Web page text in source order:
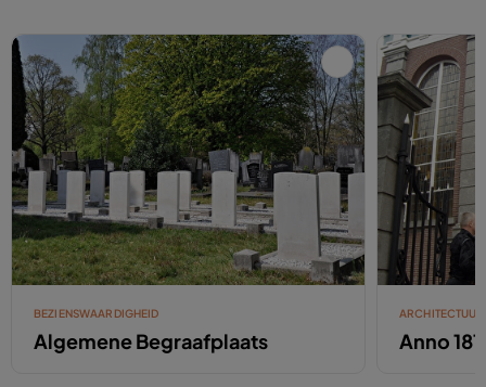
BEZIENSWAARDIGHEID
Algemene Begraafplaats
ARCHITECTUUR
Anno